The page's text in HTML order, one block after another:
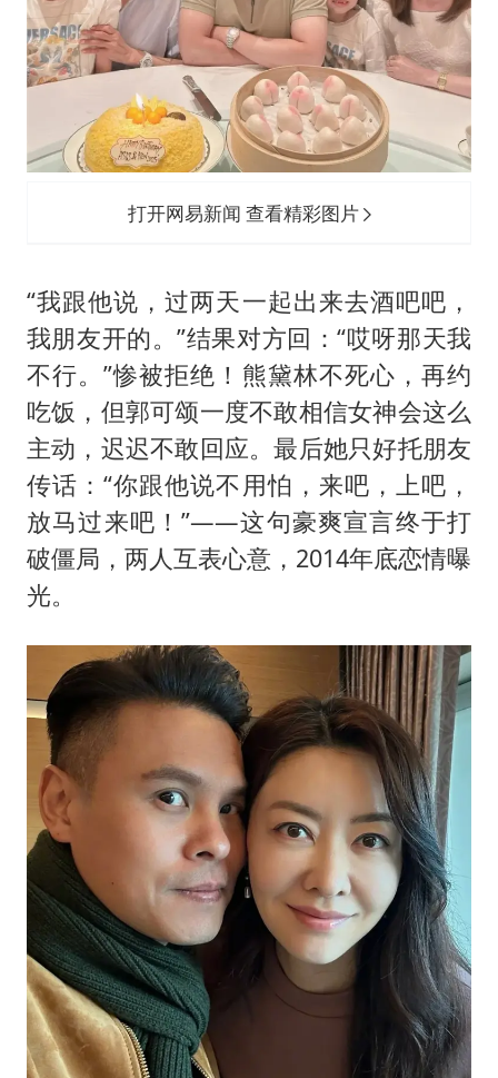
打开网易新闻 查看精彩图片
“我跟他说，过两天一起出来去酒吧吧，
我朋友开的。”结果对方回：“哎呀那天我
不行。”惨被拒绝！熊黛林不死心，再约
吃饭，但郭可颂一度不敢相信女神会这么
主动，迟迟不敢回应。最后她只好托朋友
传话：“你跟他说不用怕，来吧，上吧，
放马过来吧！”——这句豪爽宣言终于打
破僵局，两人互表心意，2014年底恋情曝
光。